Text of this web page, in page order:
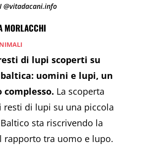
@vitadacani.info
MORLACCHI
di lupi scoperti su
baltica: uomini e lupi, un
complesso. La scoperta
resti di lupi su una piccola
sta riscrivendo la
rapporto tra uomo e lupo.